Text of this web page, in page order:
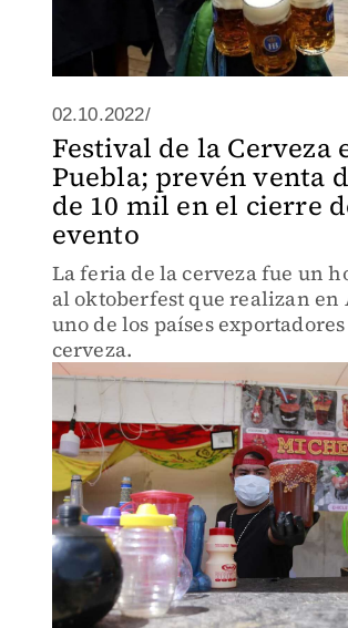
02.10.2022/
Festival de la Cerveza
Puebla; prevén venta
de 10 mil en el cierre
evento
La feria de la cerveza fue un
al oktoberfest que realizan en
uno de los países
cerveza.